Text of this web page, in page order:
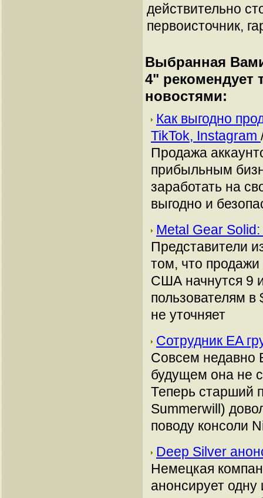
действительно
первоисточник,
Выбранная
4" рекомендует
новостями:
Как выгодно
TikTok, Instagram
Продажа
прибыльным
заработать на
выгодно и
Metal Gear
Представители
том, что
США начнутся 9
пользователям в
не уточняет
Сотрудник EA
Совсем недавно
будущем она не
Теперь старший
Summerwill)
поводу консоли
Deep Silver
Немецкая
анонсирует одну